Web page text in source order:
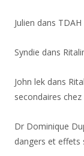
Julien dans TDAH
Syndie dans
John lek dans
secondaires chez
Dr Dominique
dangers et effets